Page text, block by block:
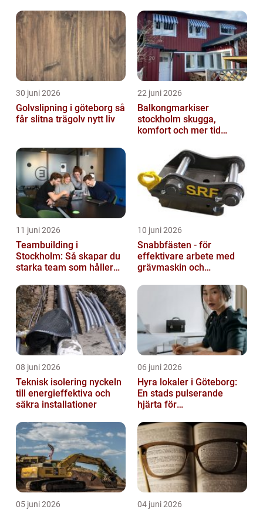
30 juni 2026
Golvslipning i göteborg så
får slitna trägolv nytt liv
22 juni 2026
Balkongmarkiser
stockholm skugga,
komfort och mer tid
11 juni 2026
Teambuilding i
Stockholm: Så skapar du
starka team som håller
10 juni 2026
Snabbfästen - för
effektivare arbete med
grävmaskin och
08 juni 2026
Teknisk isolering nyckeln
till energieffektiva och
säkra installationer
06 juni 2026
Hyra lokaler i Göteborg:
En stads pulserande
hjärta för
05 juni 2026 04 juni 2026